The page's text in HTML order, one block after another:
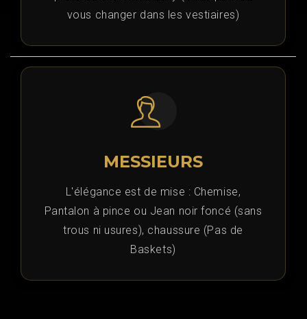
vous changer dans les vestiaires)
MESSIEURS
L'élégance est de mise : Chemise,
Pantalon à pince ou Jean noir foncé (sans
trous ni usures), chaussure (Pas de
Baskets)